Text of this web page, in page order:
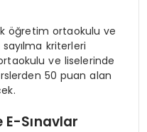
öğretim ortaokulu ve
kriterleri
ve liselerinde
50 puan alan
Sınavlar